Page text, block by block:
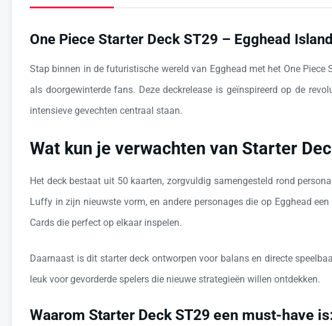
One Piece Starter Deck ST29 – Egghead
Stap binnen in de futuristische wereld van Egghead met het One
als doorgewinterde fans. Deze deckrelease is geïnspireerd op de
intensieve gevechten centraal staan.
Wat kun je verwachten van Starter
Het deck bestaat uit 50 kaarten, zorgvuldig samengesteld rond
Luffy in zijn nieuwste vorm, en andere personages die op Egghead
Cards die perfect op elkaar inspelen.
Daarnaast is dit starter deck ontworpen voor balans en directe
leuk voor gevorderde spelers die nieuwe strategieën willen ontdekken.
Waarom Starter Deck ST29 een must-have